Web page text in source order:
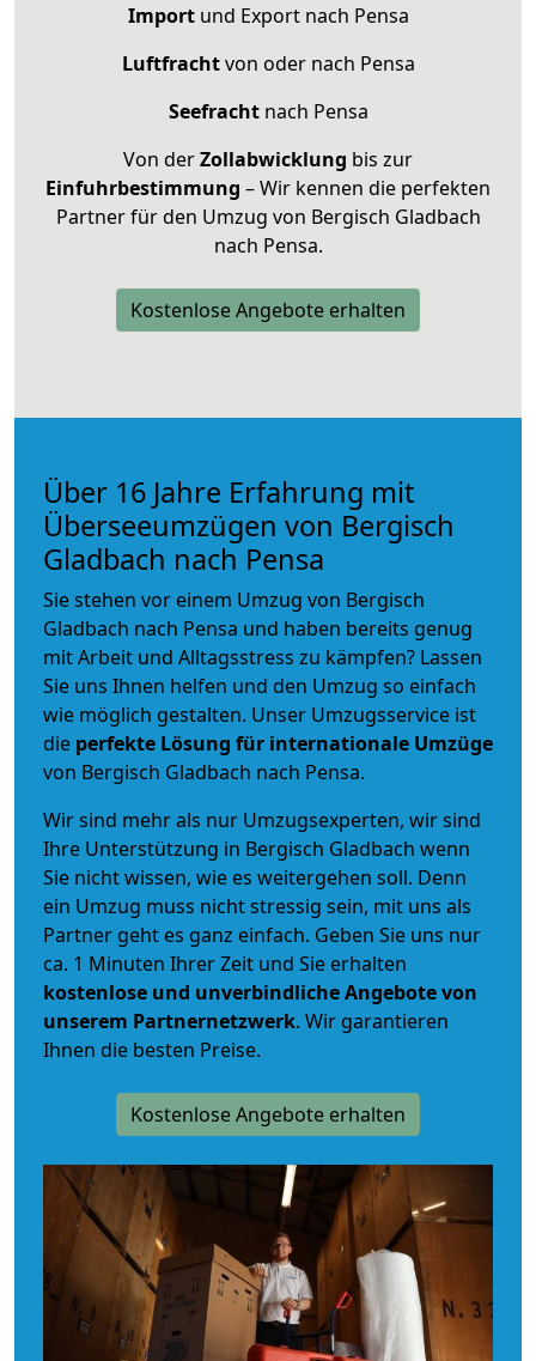
Importund Export nach Pensa
Luftfrachtvon oder nach Pensa
Seefrachtnach Pensa
Von derZollabwicklung bis zur
Einfuhrbestimmung – Wir kennen die perfekten
Partner für den Umzug von Bergisch Gladbach
nach Pensa.
Kostenlose Angebote erhalten
Über 16 Jahre Erfahrung mit
Überseeumzügen von Bergisch
Gladbach nach Pensa
Sie stehen vor einem Umzug von Bergisch
Gladbach nach Pensa und haben bereits genug
mit Arbeit und Alltagsstress zu kämpfen? Lassen
Sie uns Ihnen helfen und den Umzug so einfach
wie möglich gestalten. Unser Umzugsservice ist
die perfekte Lösung für internationale Umzüge
von Bergisch Gladbach nach Pensa.
Wir sind mehr als nur Umzugsexperten, wir sind
Ihre Unterstützung in Bergisch Gladbach wenn
Sie nicht wissen, wie es weitergehen soll. Denn
ein Umzug muss nicht stressig sein, mit uns als
Partner geht es ganz einfach. Geben Sie uns nur
ca. 1 Minuten Ihrer Zeit und Sie erhalten
kostenlose und unverbindlicheAngebote von
unserem Partnernetzwerk. Wir garantieren
Ihnen die besten Preise.
Kostenlose Angebote erhalten